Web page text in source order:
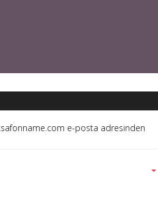
e-posta adresinden